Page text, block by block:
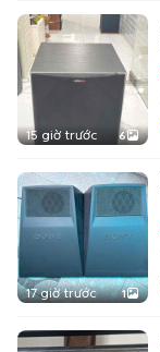
15 giờ trước 6
17 giờ trước 1